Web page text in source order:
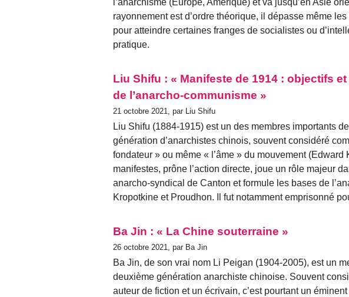
l’anarchisme (Europe, Amérique) et va jusqu’en Asie
rayonnement est d’ordre théorique, il dépasse même
pour atteindre certaines franges de socialistes ou
pratique.
Liu Shifu : « Manifeste de 1914 : objectifs
de l’anarcho-communisme »
21 octobre 2021, par Liu Shifu
Liu Shifu (1884-1915) est un des membres importants
génération d’anarchistes chinois, souvent considéré
fondateur » ou même « l’âme » du mouvement
manifestes, prône l’action directe, joue un rôle majeur
anarcho-syndical de Canton et formule les bases de
Kropotkine et Proudhon. Il fut notamment emprisonné
Ba Jin : « La Chine souterraine »
26 octobre 2021, par Ba Jin
Ba Jin, de son vrai nom Li Peigan (1904-2005), est un
deuxième génération anarchiste chinoise. Souvent
auteur de fiction et un écrivain, c’est pourtant un